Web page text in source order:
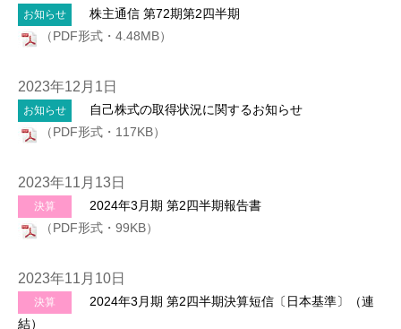
お知らせ
株主通信 第72期第2四半期
（PDF形式・4.48MB）
2023年12月1日
お知らせ
自己株式の取得状況に関するお知らせ
（PDF形式・117KB）
2023年11月13日
決算
2024年3月期 第2四半期報告書
（PDF形式・99KB）
2023年11月10日
決算
2024年3月期 第2四半期決算短信〔日本基準〕（連
結）